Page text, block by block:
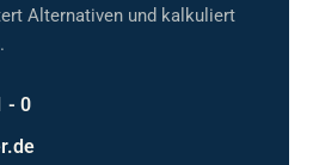
Alternativen und kalkuliert
- 0